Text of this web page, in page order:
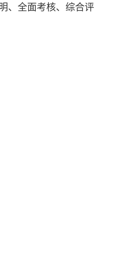
、全面考核、综合评